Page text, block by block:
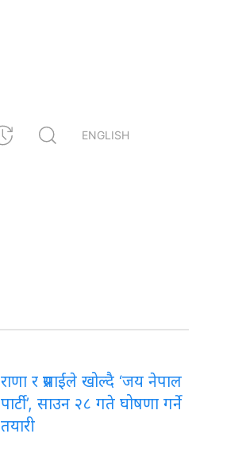
ENGLISH
राणा र प्रसाईंले खोल्दै ‘जय नेपाल
पार्टी’, साउन २८ गते घोषणा गर्ने
तयारी